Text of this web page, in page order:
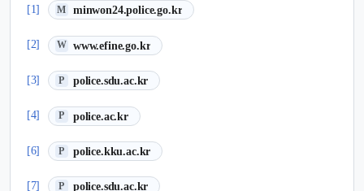
[1] M minwon24.police.go.kr
(새 탭에서 열림)
[2] W www.efine.go.kr
(새 탭에서 열림)
[3] P police.sdu.ac.kr
(새 탭에서 열림)
[4] P police.ac.kr
(새 탭에서 열림)
[6] P police.kku.ac.kr
(새 탭에서 열림)
[7] P police.sdu.ac.kr
(새 탭에서 열림)